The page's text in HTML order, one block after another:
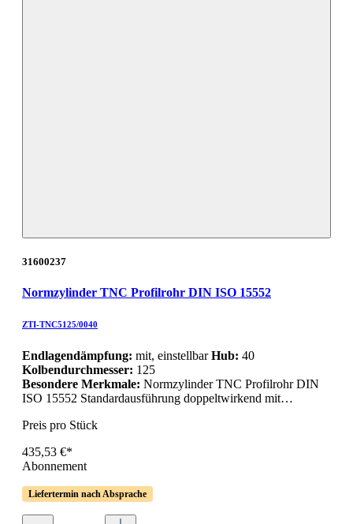
31600237
Normzylinder TNC Profilrohr DIN ISO 15552
ZTI-TNC5125/0040
Endlagendämpfung: mit, einstellbarHub: 40
Kolbendurchmesser: 125
Besondere Merkmale: Normzylinder TNC Profilrohr DIN
ISO 15552 Standardausführung doppeltwirkend mit…
Preis pro Stück
435,53 €*
Abonnement
Liefertermin nach Absprache